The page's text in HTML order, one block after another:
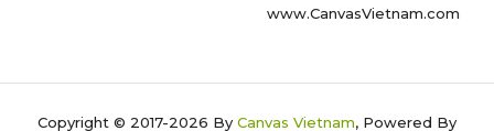
www.CanvasVietnam.com
Copyright © 2017-2026 By Canvas Vietnam, Powered By